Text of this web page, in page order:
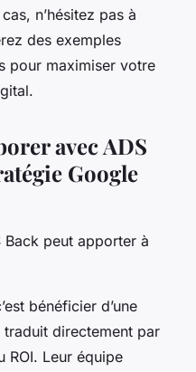
n’hésitez pas à
des exemples
pour maximiser votre
avec ADS
Google
Back peut apporter à
bénéficier d’une
directement par
ROI. Leur équipe